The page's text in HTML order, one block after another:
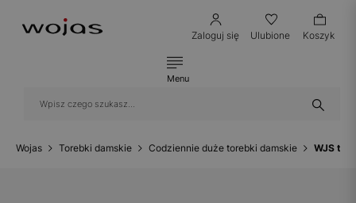
Zaloguj się Ulubione Koszyk
Menu
Wojas Torebki damskie Codziennie duże torebki damskie WJS